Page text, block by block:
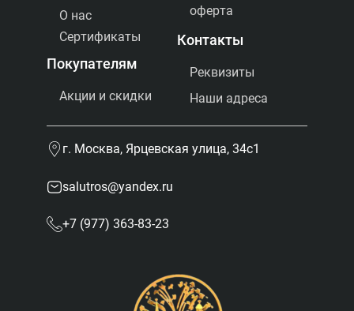
Отправить
Согласиена обработку
персональных данных.
Я соглашаюсь с условиями
Оферты.
О нас
Сертификаты
Покупателям
Акции и скидки
оферта
Контакты
Реквизиты
Наши адреса
г. Москва, Ярцевская улица, 34с1
salutros@yandex.ru
+7 (977) 363-83-23